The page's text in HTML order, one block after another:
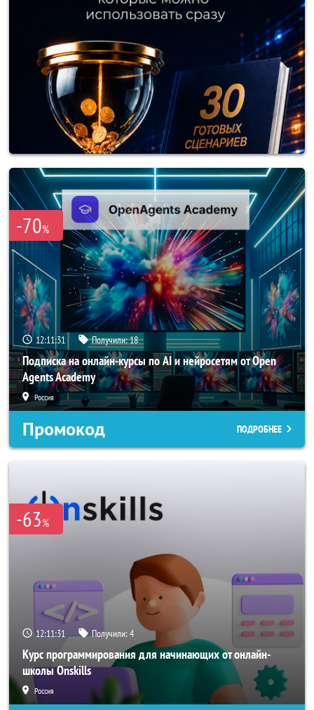
-70%
12:11:29 Получили:18
Подписка на онлайн-курсы по AI и нейросетям от Open
Agents Academy
Россия
Промокод ПОДРОБНЕЕ
-63%
12:11:29 Получили:4
Курс программирования для начинающих от онлайн-
школы Onskills
Россия